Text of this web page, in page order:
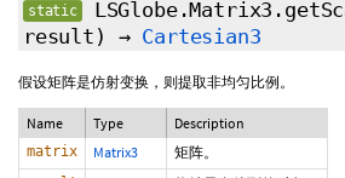
static
result) → Cartesian3
假设矩阵是仿射变换，则提取非均匀比例。
Name Type Description
matrix Matrix3 矩阵。